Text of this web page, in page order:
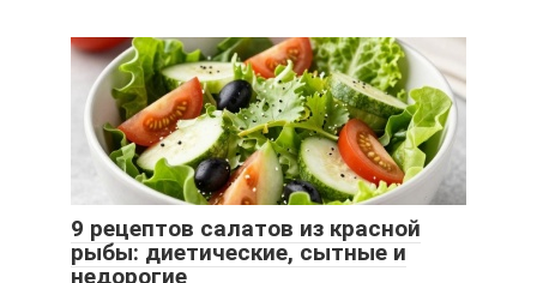
9 рецептов салатов из красной
рыбы: диетические, сытные и
недорогие